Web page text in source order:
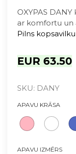
OXYPAS
ar komfortu un
Pilns
EUR 63.50
SKU: DANY
APAVU KRĀSA
APAVU IZMĒRS